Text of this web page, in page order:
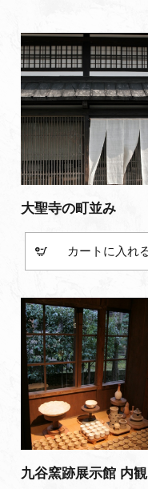
大聖寺の町並み
カート
九谷窯跡展示館 内観